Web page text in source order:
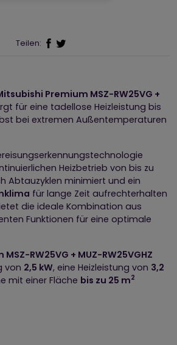
Teilen:
Premium MSZ-RW25VG +
für eine tadellose Heizleistung bis
bei extremen Außentemperaturen
Heizbetrieb von bis zu
Abtauzyklen minimiert und ein
für lange Zeit aufrechterhalten
die ideale Kombination aus
Funktionen für eine optimale
RW25VG + MUZ-RW25VGHZ
von 2,5 kW, eine Heizleistung von 3,2
mit einer Fläche bis zu 25 m2